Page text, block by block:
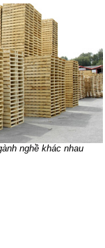
nghề khác nhau